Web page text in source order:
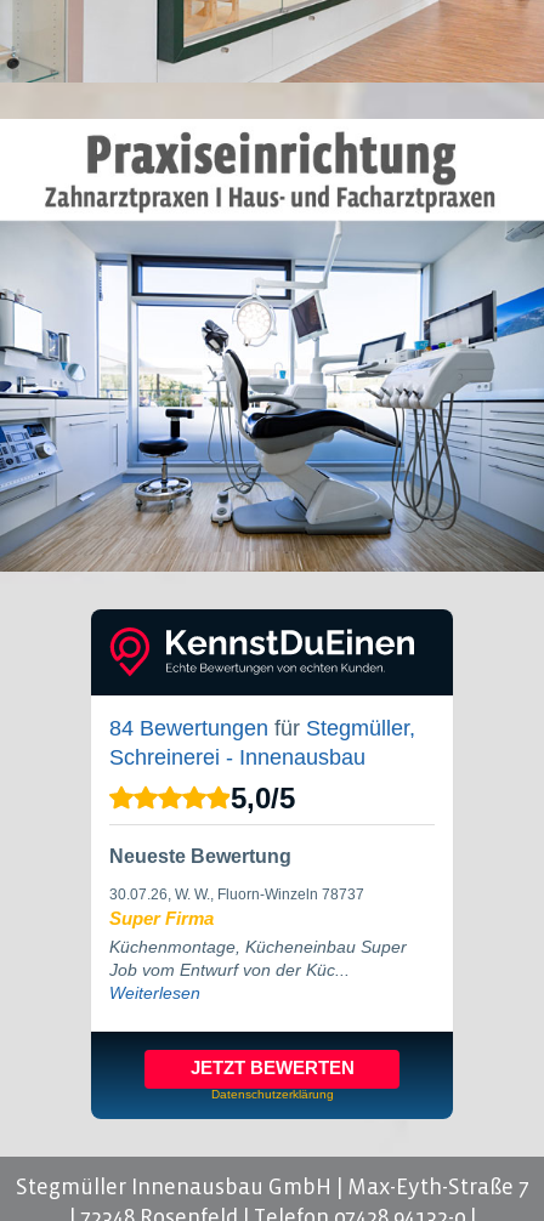
MEHR DAZU
84 Bewertungen für Stegmüller,
Schreinerei - Innenausbau
5,0/5
Neueste Bewertung
30.07.26 , W. W., Fluorn-Winzeln 78737
Super Firma
Küchenmontage, Kücheneinbau Super
Job vom Entwurf von der Küc...
Weiterlesen
JETZT BEWERTEN
Datenschutzerklärung
Stegmüller Innenausbau GmbH | Max-Eyth-Straße 7